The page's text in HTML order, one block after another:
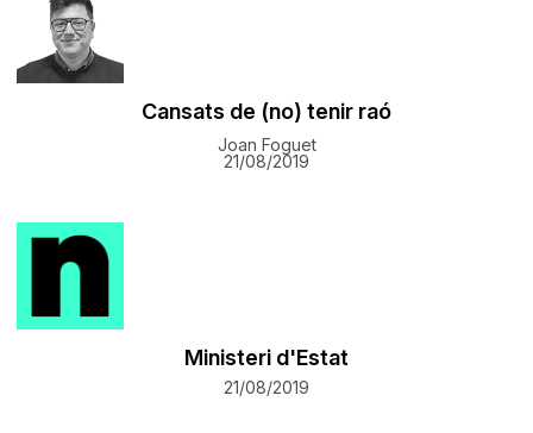
Cansats de (no) tenir raó
Joan Foguet
21/08/2019
Ministeri d'Estat
21/08/2019